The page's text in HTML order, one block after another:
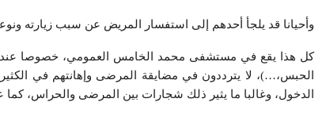
وأحيانا قد يلجأ أحدهم إلى استفسار المريض عن سبب زيارته
كل هذا يقع في مستشفى محمد الخامس العمومي، خصوصا عندما
الحبس،…)، لا يترددون في مضايقة المرضى وإهانتهم في
الدخول، وغالبا ما يثير ذلك شجارات بين المرضى والحراس، كما